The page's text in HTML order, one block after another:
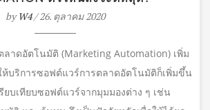
byW4/ 26. ตุลาคม 2020
ลาดอัตโนมัติ (Marketing Automation) เพิ่ม
บริการซอฟต์แวร์การตลาดอัตโนมัติก็เพิ่มขึ้น
ยบเทียบซอฟต์แวร์จากมุมมองต่าง ๆ เช่น